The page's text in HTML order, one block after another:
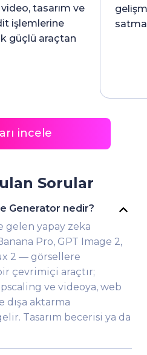
tasarım ve
işlemlerine
güçlü araçtan
satma
incele
Sorular
Generator nedir?
yapay zeka
Pro, GPT Image 2,
2 — görsellere
çevrimiçi araçtır;
ve videoya, web
dışa aktarma
Tasarım becerisi ya da